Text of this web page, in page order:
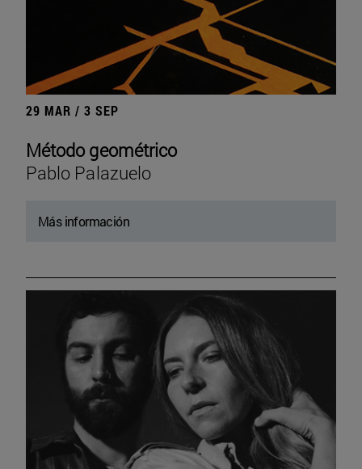
29 MAR / 3 SEP
Método geométrico
Pablo Palazuelo
Más información